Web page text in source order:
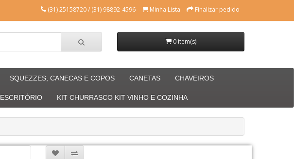
(31) 25158720 / (31) 98892-4596 Minha Lista Finalizar pedido
0 item(s)
SQUEZZES, CANECAS E COPOS CANETAS CHAVEIROS
ESCRITÓRIO KIT CHURRASCO KIT VINHO E COZINHA